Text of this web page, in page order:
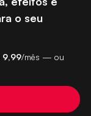
o seu
9,99/mês — ou